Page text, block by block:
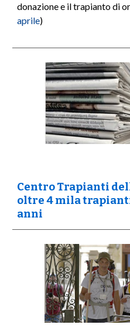
donazione e il trapianto di
aprile)
Centro Trapianti
oltre 4 mila
anni